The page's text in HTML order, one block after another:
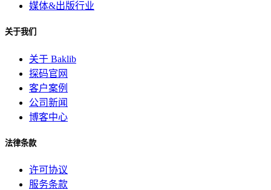
媒体&出版行业
关于我们
关于 Baklib
探码官网
客户案例
公司新闻
博客中心
法律条款
许可协议
服务条款